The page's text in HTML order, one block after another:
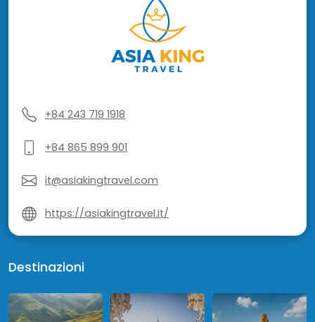
+84 243 719 1918
+84 865 899 901
it@asiakingtravel.com
https://asiakingtravel.it/
Destinazioni